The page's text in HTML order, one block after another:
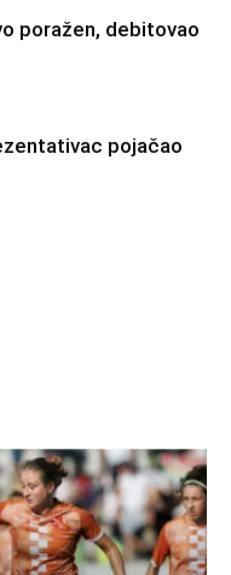
poražen, debitovao
pojačao